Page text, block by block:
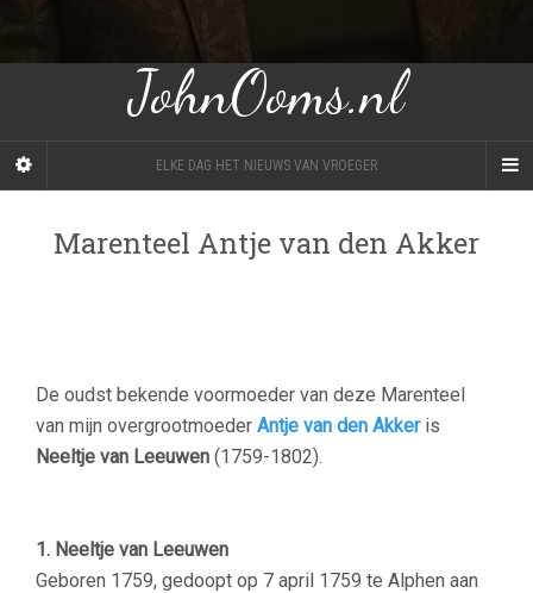
JohnOoms.nl
ELKE DAG HET NIEUWS VAN VROEGER
Marenteel Antje van den Akker
De oudst bekende voormoeder van deze Marenteel
van mijn overgrootmoeder Antje van den Akkeris
Neeltje van Leeuwen (1759-1802).
1. Neeltje van Leeuwen
Geboren 1759, gedoopt op 7 april 1759 te Alphen aan